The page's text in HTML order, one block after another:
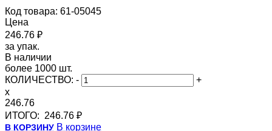
Код товара: 61-05045
Цена
246.76 ₽
за упак.
В наличии
более 1000 шт.
КОЛИЧЕСТВО: -
+
x
246.76
ИТОГО: 246.76 ₽
В КОРЗИНУ В корзине